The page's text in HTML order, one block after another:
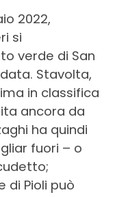
2022,
si
verde di San
Stavolta,
in classifica
ancora da
ha quindi
fuori – o
di Pioli può